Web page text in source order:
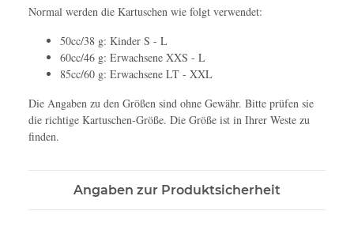
Normal werden die Kartuschen wie folgt verwendet:
50cc/38 g: Kinder S - L
60cc/46 g: Erwachsene XXS - L
85cc/60 g: Erwachsene LT - XXL
Die Angaben zu den Größen sind ohne Gewähr. Bitte prüfen sie
die richtige Kartuschen-Größe. Die Größe ist in Ihrer Weste zu
finden.
Angaben zur Produktsicherheit